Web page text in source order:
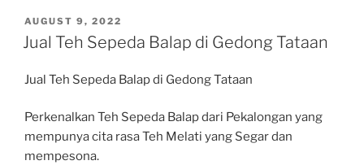
POSTED
ON
AUGUST 9, 2022
Jual Teh Sepeda Balap di Gedong Tataan
Jual Teh Sepeda Balap di Gedong Tataan
Perkenalkan Teh Sepeda Balap dari Pekalongan yang
mempunya cita rasa Teh Melati yang Segar dan
mempesona.